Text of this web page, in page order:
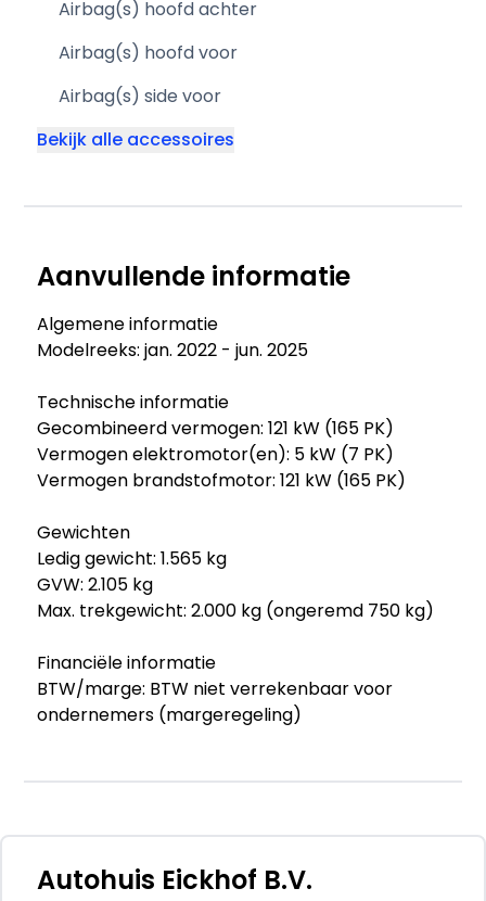
Airbag(s) hoofd achter
Airbag(s) hoofd voor
Airbag(s) side voor
Bekijk alle accessoires
Aanvullende informatie
Algemene informatie
Modelreeks: jan. 2022 - jun. 2025
Technische informatie
Gecombineerd vermogen: 121 kW (165 PK)
Vermogen elektromotor(en): 5 kW (7 PK)
Vermogen brandstofmotor: 121 kW (165 PK)
Gewichten
Ledig gewicht: 1.565 kg
GVW: 2.105 kg
Max. trekgewicht: 2.000 kg (ongeremd 750 kg)
Financiële informatie
BTW/marge: BTW niet verrekenbaar voor
ondernemers (margeregeling)
Afleverpakketten
Autohuis Eickhof B.V.